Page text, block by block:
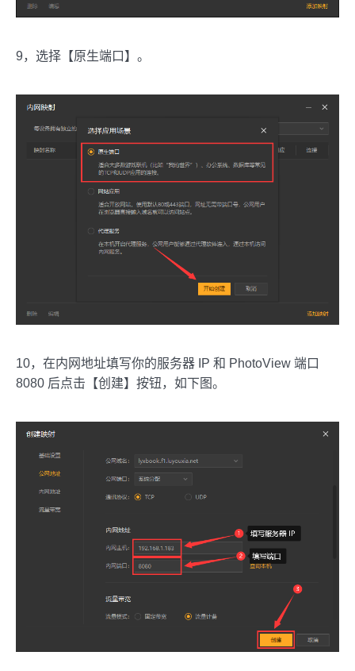
9，选择【原生端口】。
10，在内网地址填写你的服务器 IP 和 PhotoView 端口
8080 后点击【创建】按钮，如下图。